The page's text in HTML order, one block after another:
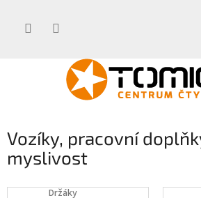
Vozíky, pracovní
myslivost
Držáky